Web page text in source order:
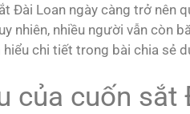
Đài Loan ngày càng trở nên
nhiên, nhiều người vẫn còn
chi tiết trong bài chia sẻ
của cuốn sắt